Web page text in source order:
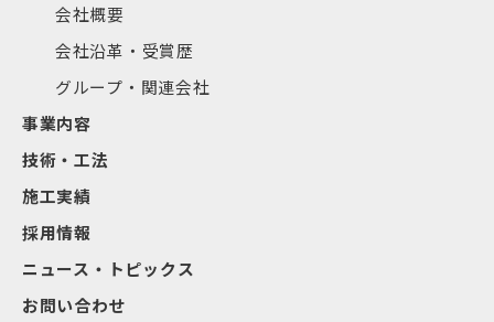
会社概要
会社沿革・受賞歴
グループ・関連会社
事業内容
技術・工法
施工実績
採用情報
ニュース・トピックス
お問い合わせ